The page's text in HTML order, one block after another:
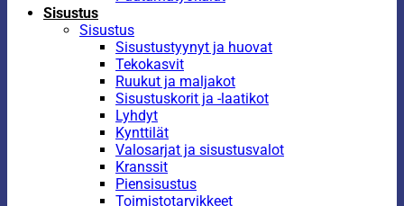
Sisustus
Sisustus
Sisustustyynyt ja huovat
Tekokasvit
Ruukut ja maljakot
Sisustuskorit ja -laatikot
Lyhdyt
Kynttilät
Valosarjat ja sisustusvalot
Kranssit
Piensisustus
Toimistotarvikkeet